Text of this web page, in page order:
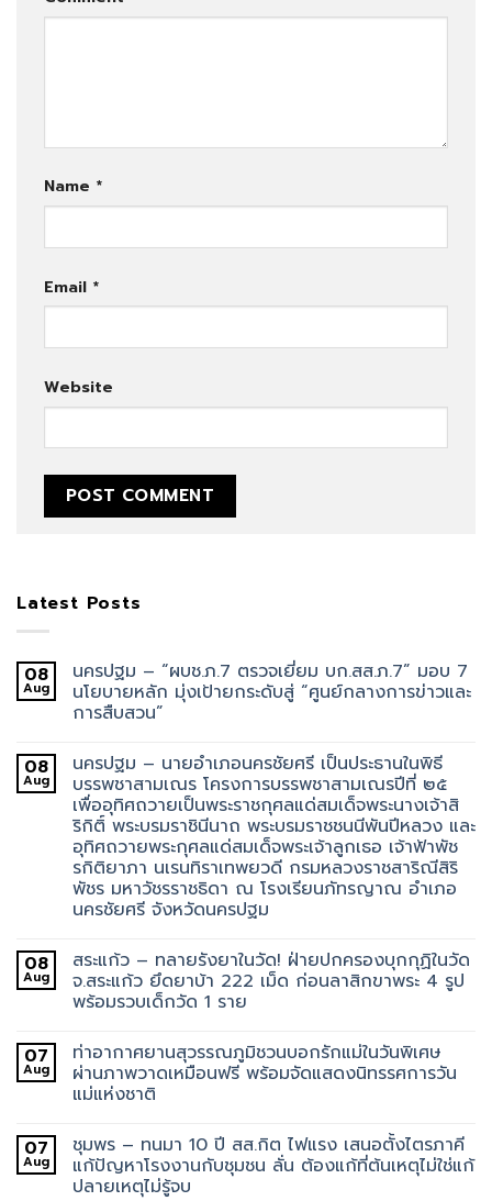
Name *
Email *
Website
Latest Posts
08
Aug
นครปฐม – “ผบช.ภ.7 ตรวจเยี่ยม บก.สส.ภ.7” มอบ 7
นโยบายหลัก มุ่งเป้ายกระดับสู่ “ศูนย์กลางการข่าวและ
การสืบสวน”
08
Aug
นครปฐม – นายอำเภอนครชัยศรี เป็นประธานในพิธี
บรรพชาสามเณร โครงการบรรพชาสามเณรปีที่ ๒๕
เพื่ออุทิศถวายเป็นพระราชกุศลแด่สมเด็จพระนางเจ้าสิ
ริกิติ์ พระบรมราชินีนาถ พระบรมราชชนนีพันปีหลวง และ
อุทิศถวายพระกุศลแด่สมเด็จพระเจ้าลูกเธอ เจ้าฟ้าพัช
รกิติยาภา นเรนทิราเทพยวดี กรมหลวงราชสาริณีสิริ
พัชร มหาวัชรราชธิดา ณ โรงเรียนภัทรญาณ อำเภอ
นครชัยศรี จังหวัดนครปฐม
08
Aug
สระแก้ว – ทลายรังยาในวัด! ฝ่ายปกครองบุกกุฏิในวัด
จ.สระแก้ว ยึดยาบ้า 222 เม็ด ก่อนลาสิกขาพระ 4 รูป
พร้อมรวบเด็กวัด 1 ราย
07
Aug
ท่าอากาศยานสุวรรณภูมิชวนบอกรักแม่ในวันพิเศษ
ผ่านภาพวาดเหมือนฟรี พร้อมจัดแสดงนิทรรศการวัน
แม่แห่งชาติ
07
Aug
ชุมพร – ทนมา 10 ปี สส.กิต ไฟแรง เสนอตั้งไตรภาคี
แก้ปัญหาโรงงานกับชุมชน ลั่น ต้องแก้ที่ต้นเหตุไม่ใช่แก้
ปลายเหตุไม่รู้จบ